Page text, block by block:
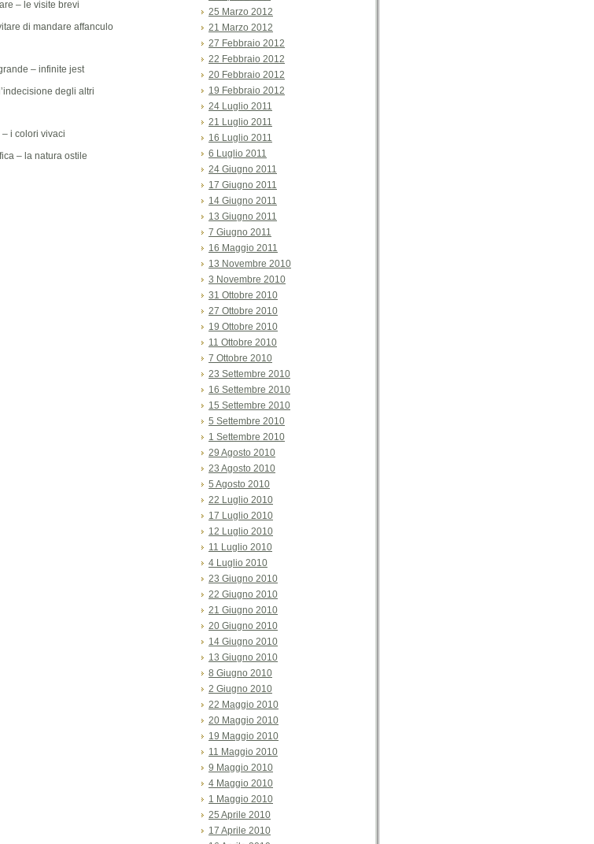
– le visite brevi
di mandare affanculo
– infinite jest
degli altri
i colori vivaci
– la natura ostile
25 Marzo 2012
21 Marzo 2012
27 Febbraio 2012
22 Febbraio 2012
20 Febbraio 2012
19 Febbraio 2012
24 Luglio 2011
21 Luglio 2011
16 Luglio 2011
6 Luglio 2011
24 Giugno 2011
17 Giugno 2011
14 Giugno 2011
13 Giugno 2011
7 Giugno 2011
16 Maggio 2011
13 Novembre 2010
3 Novembre 2010
31 Ottobre 2010
27 Ottobre 2010
19 Ottobre 2010
11 Ottobre 2010
7 Ottobre 2010
23 Settembre 2010
16 Settembre 2010
15 Settembre 2010
5 Settembre 2010
1 Settembre 2010
29 Agosto 2010
23 Agosto 2010
5 Agosto 2010
22 Luglio 2010
17 Luglio 2010
12 Luglio 2010
11 Luglio 2010
4 Luglio 2010
23 Giugno 2010
22 Giugno 2010
21 Giugno 2010
20 Giugno 2010
14 Giugno 2010
13 Giugno 2010
8 Giugno 2010
2 Giugno 2010
22 Maggio 2010
20 Maggio 2010
19 Maggio 2010
11 Maggio 2010
9 Maggio 2010
4 Maggio 2010
1 Maggio 2010
25 Aprile 2010
17 Aprile 2010